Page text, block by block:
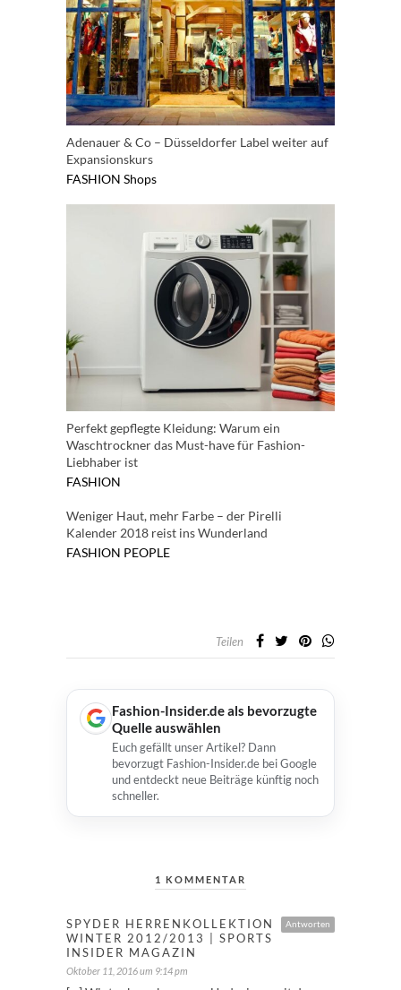
Adenauer & Co – Düsseldorfer Label weiter auf
Expansionskurs
FASHION Shops
Perfekt gepflegte Kleidung: Warum ein
Waschtrockner das Must-have für Fashion-
Liebhaber ist
FASHION
Weniger Haut, mehr Farbe – der Pirelli
Kalender 2018 reist ins Wunderland
FASHION PEOPLE
Teilen
Fashion-Insider.de als bevorzugte
Quelle auswählen
Euch gefällt unser Artikel? Dann
bevorzugt Fashion-Insider.de bei Google
und entdeckt neue Beiträge künftig noch
schneller.
1 KOMMENTAR
Antworten
SPYDER HERRENKOLLEKTION
WINTER 2012/2013 | SPORTS
INSIDER MAGAZIN
Oktober 11, 2016 um 9:14 pm